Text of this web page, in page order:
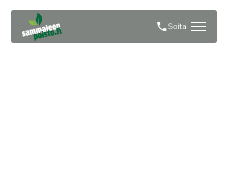
Soita